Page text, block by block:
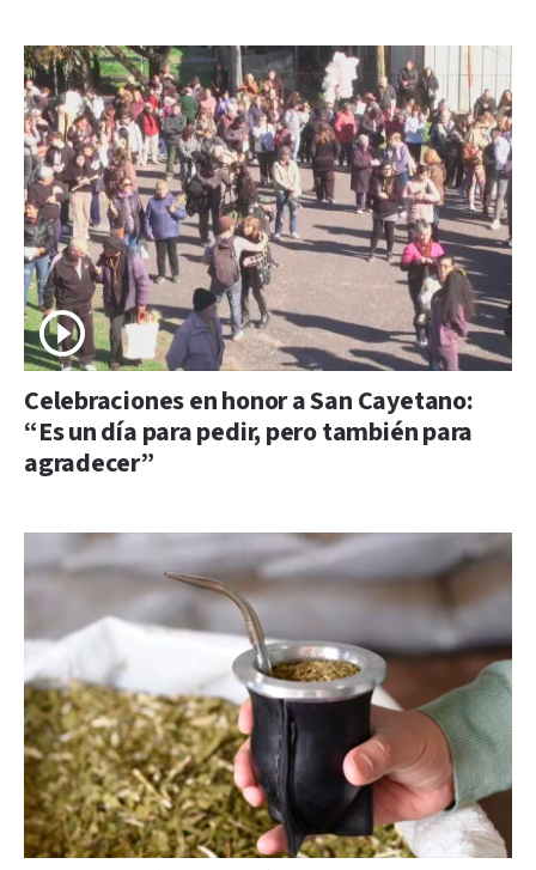
Celebraciones en honor a San Cayetano:
“Es un día para pedir, pero también para
agradecer”